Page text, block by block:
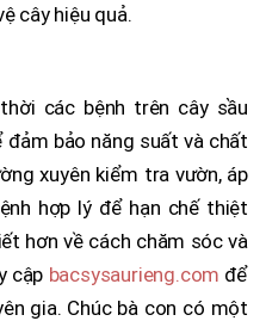
cây hiệu quả.
các bệnh trên cây sầu
bảo năng suất và chất
xuyên kiểm tra vườn, áp
hợp lý để hạn chế thiệt
hơn về cách chăm sóc và
cập bacsysaurieng.com để
gia. Chúc bà con có một